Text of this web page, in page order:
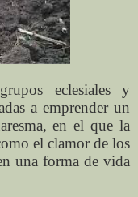
eclesiales y
a emprender un
en el que la
el clamor de los
una forma de vida